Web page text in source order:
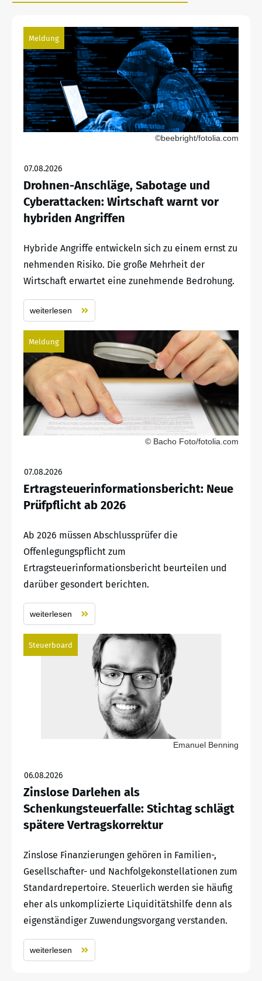
Meldung
©beebright/fotolia.com
07.08.2026
Drohnen-Anschläge, Sabotage und
Cyberattacken: Wirtschaft warnt vor
hybriden Angriffen
Hybride Angriffe entwickeln sich zu einem ernst zu
nehmenden Risiko. Die große Mehrheit der
Wirtschaft erwartet eine zunehmende Bedrohung.
weiterlesen
Meldung
© Bacho Foto/fotolia.com
07.08.2026
Ertragsteuerinformationsbericht: Neue
Prüfpflicht ab 2026
Ab 2026 müssen Abschlussprüfer die
Offenlegungspflicht zum
Ertragsteuerinformationsbericht beurteilen und
darüber gesondert berichten.
weiterlesen
Steuerboard
Emanuel Benning
06.08.2026
Zinslose Darlehen als
Schenkungsteuerfalle: Stichtag schlägt
spätere Vertragskorrektur
Zinslose Finanzierungen gehören in Familien-,
Gesellschafter- und Nachfolgekonstellationen zum
Standardrepertoire. Steuerlich werden sie häufig
eher als unkomplizierte Liquiditätshilfe denn als
eigenständiger Zuwendungsvorgang verstanden.
weiterlesen